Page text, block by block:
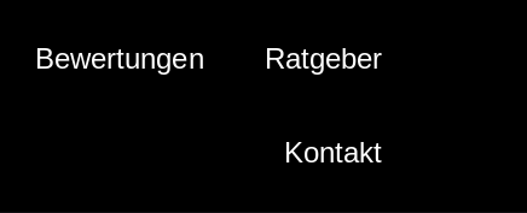
Bewertungen Ratgeber
Kontakt